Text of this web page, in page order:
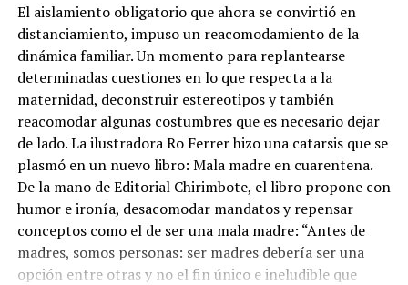
El aislamiento obligatorio que ahora se convirtió en
distanciamiento, impuso un reacomodamiento de la
dinámica familiar. Un momento para replantearse
determinadas cuestiones en lo que respecta a la
maternidad, deconstruir estereotipos y también
reacomodar algunas costumbres que es necesario dejar
de lado. La ilustradora Ro Ferrer hizo una catarsis que se
plasmó en un nuevo libro: Mala madre en cuarentena.
De la mano de Editorial Chirimbote, el libro propone con
humor e ironía, desacomodar mandatos y repensar
conceptos como el de ser una mala madre: “Antes de
madres, somos personas: ser madres debería ser una
opción entre otras y no el fin único e ineludible que